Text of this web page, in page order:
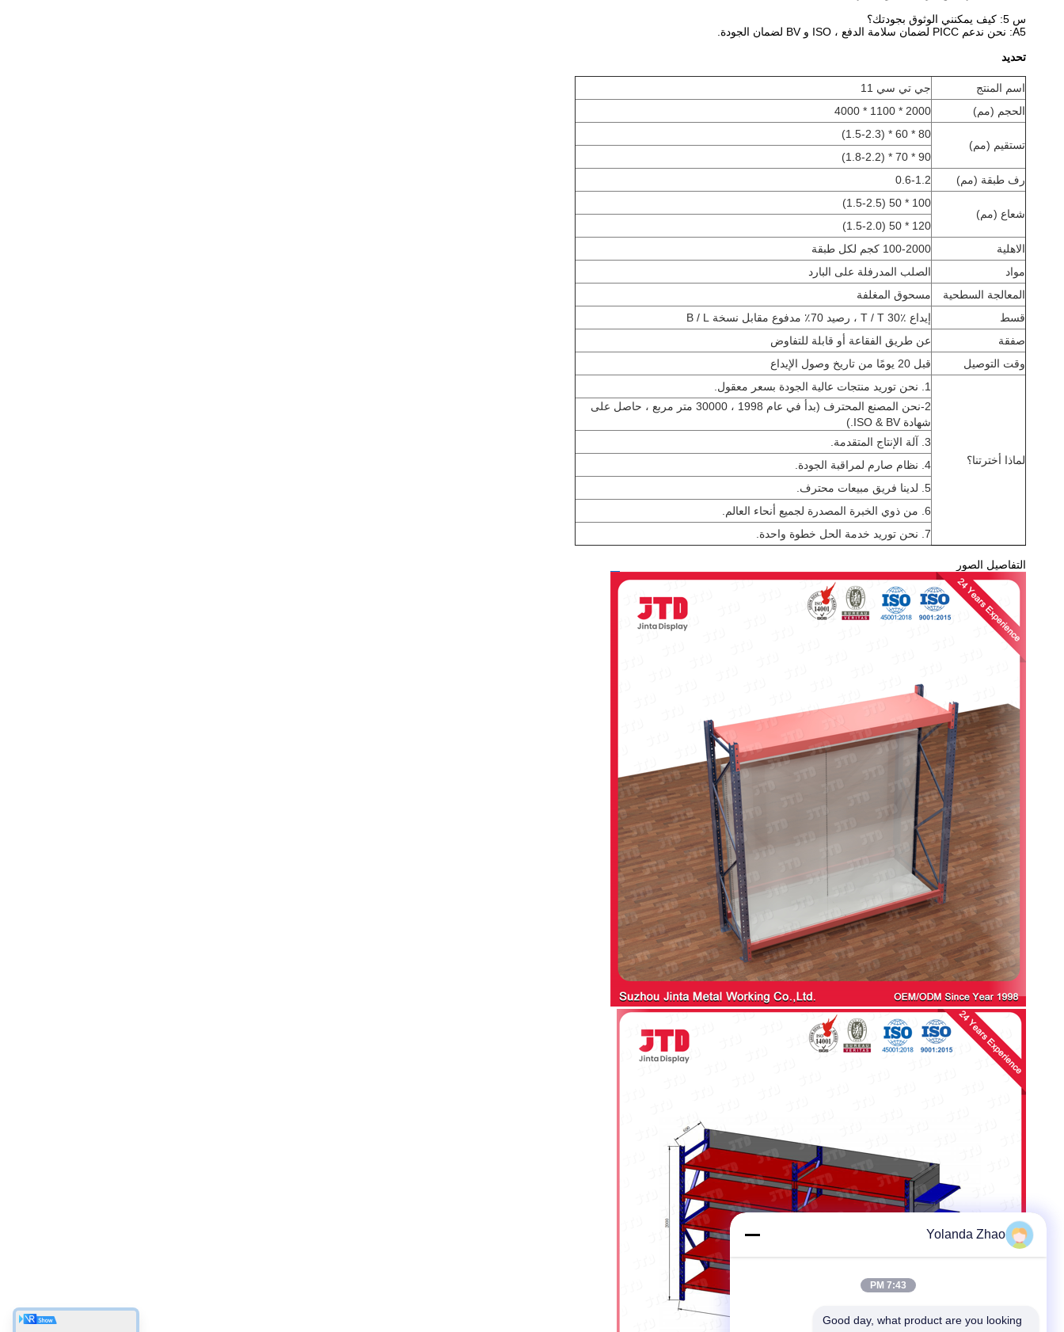
س 5: كيف يمكنني الوثوق بجودتك؟
A5: نحن ندعم PICC لضمان سلامة الدفع ، ISO و BV لضمان الجودة.
تحديد
اسم المنتج
جي تي سي 11
الحجم (مم)
2000 * 1100 * 4000
تستقيم (مم)
80 * 60 * (1.5-2.3)
90 * 70 * (1.8-2.2)
رف طبقة (مم)
0.6-1.2
شعاع (مم)
100 * 50 (1.5-2.5)
120 * 50 (1.5-2.0)
الاهلية
100-2000 كجم لكل طبقة
مواد
الصلب المدرفلة على البارد
المعالجة السطحية
مسحوق المغلفة
قسط
إيداع T / T 30٪ ، رصيد 70٪ مدفوع مقابل نسخة B / L
صفقة
عن طريق الفقاعة أو قابلة للتفاوض
وقت التوصيل
قبل 20 يومًا من تاريخ وصول الإيداع
لماذا أخترتنا؟
1. نحن توريد منتجات عالية الجودة بسعر معقول.
2-نحن المصنع المحترف (بدأ في عام 1998 ، 30000 متر مربع ، حاصل على
شهادة ISO & BV.)
3. آلة الإنتاج المتقدمة.
4. نظام صارم لمراقبة الجودة.
5. لدينا فريق مبيعات محترف.
6. من ذوي الخبرة المصدرة لجميع أنحاء العالم.
7. نحن توريد خدمة الحل خطوة واحدة.
التفاصيل الصور
Yolanda Zhao
7:43 PM
Good day, what product are you looking